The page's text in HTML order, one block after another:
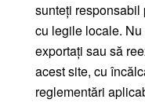
sunteți responsabil
cu legile locale.
exportați sau să
acest site, cu
reglementări